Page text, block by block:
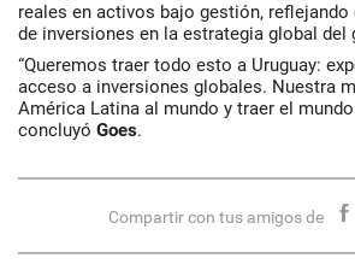
reales en activos bajo gestión,
de inversiones en la estrategia global del
“Queremos traer todo esto a Uruguay:
acceso a inversiones globales. Nuestra
América Latina al mundo y traer el
concluyó Goes.
Compartir con tus amigos de